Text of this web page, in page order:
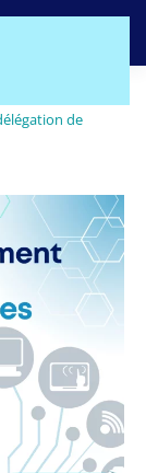
de